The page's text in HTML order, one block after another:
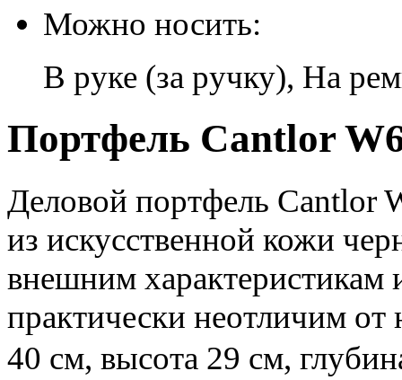
Можно носить:
В руке (за ручку), На
Портфель Cantlor
Деловой портфель Cantlor
из искусственной кожи
внешним характеристикам
практически неотличим
40 см, высота 29 см,